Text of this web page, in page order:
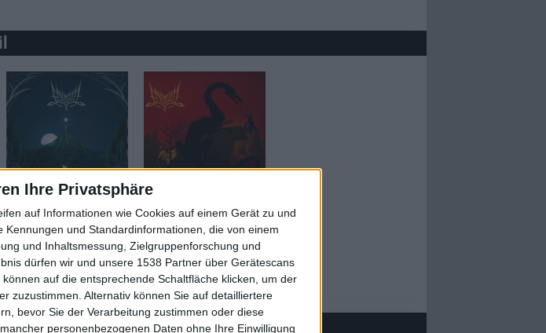
Ihre Privatsphäre
auf Informationen wie Cookies auf einem Gerät zu und
und Standardinformationen, die von einem
und Inhaltsmessung, Zielgruppenforschung und
dürfen wir und unsere 1538 Partner über Gerätescans
auf die entsprechende Schaltfläche klicken, um der
zuzustimmen. Alternativ können Sie auf detailliertere
bevor Sie der Verarbeitung zustimmen oder diese
personenbezogenen Daten ohne Ihre Einwilligung
Review
Emyn Muil
2
Elenion Ancalima
6/10
Review
Emyn Muil
Túrin Turambar
Dagnir Glaurunga
Muil